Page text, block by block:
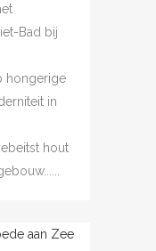
Bad bij
hongerige
in
hout